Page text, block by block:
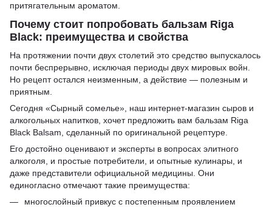
притягательным ароматом.
Почему стоит попробовать бальзам Riga
Black: преимущества и свойства
На протяжении почти двух столетий это средство выпускалось
почти беспрерывно, исключая периоды двух мировых войн.
Но рецепт остался неизменным, а действие — полезным и
приятным.
Сегодня «Сырный сомелье», наш интернет-магазин сыров и
алкогольных напитков, хочет предложить вам бальзам Riga
Black Balsam, сделанный по оригинальной рецептуре.
Его достойно оценивают и эксперты в вопросах элитного
алкоголя, и простые потребители, и опытные кулинары, и
даже представители официальной медицины. Они
единогласно отмечают такие преимущества:
многослойный привкус с постепенным проявлением